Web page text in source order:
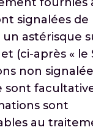
signalées de
un astérisque
(ci-après « le
non
sont
sont
au